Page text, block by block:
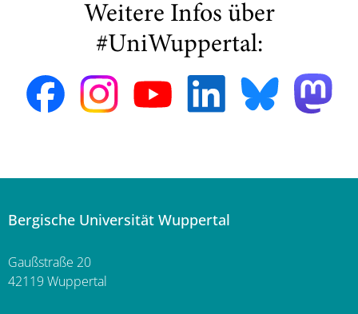
Weitere Infos über
#UniWuppertal:
Bergische Universität Wuppertal
Gaußstraße 20
42119 Wuppertal